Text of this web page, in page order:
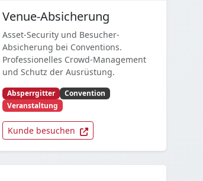
Venue-Absicherung
Asset-Security und Besucher-
Absicherung bei Conventions.
Professionelles Crowd-Management
und Schutz der Ausrüstung.
Absperrgitter
Convention
Veranstaltung
Kunde besuchen